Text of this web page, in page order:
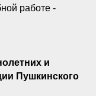
работе -
и
Пушкинского